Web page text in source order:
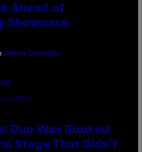
Ahead of
Showcase
Denny Connolly
PRESS)
Duo Was Booked
Stage That Didn’t